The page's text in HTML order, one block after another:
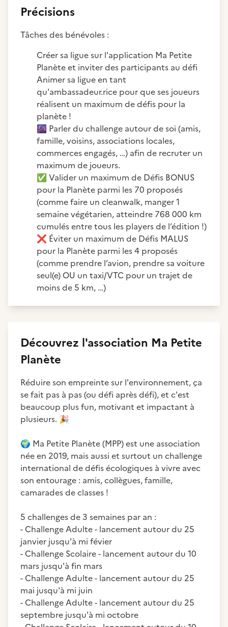
Précisions
Tâches des bénévoles :
Créer sa ligue sur l'application Ma Petite
Planète et inviter des participants au défi
Animer sa ligue en tant
qu'ambassadeur.rice pour que ses joueurs
réalisent un maximum de défis pour la
planète !
🌆 Parler du challenge autour de soi (amis,
famille, voisins, associations locales,
commerces engagés, …) afin de recruter un
maximum de joueurs.
✅ Valider un maximum de Défis BONUS
pour la Planète parmi les 70 proposés
(comme faire un cleanwalk, manger 1
semaine végétarien, atteindre 768 000 km
cumulés entre tous les players de l’édition !)
❌ Éviter un maximum de Défis MALUS
pour la Planète parmi les 4 proposés
(comme prendre l’avion, prendre sa voiture
seul(e) OU un taxi/VTC pour un trajet de
moins de 5 km, …)
Découvrez l'association Ma Petite
Planète
Réduire son empreinte sur l'environnement, ça
se fait pas à pas (ou défi après défi), et c'est
beaucoup plus fun, motivant et impactant à
plusieurs. 🎉
🌍 Ma Petite Planète (MPP) est une association
née en 2019, mais aussi et surtout un challenge
international de défis écologiques à vivre avec
son entourage : amis, collègues, famille,
camarades de classes !
5 challenges de 3 semaines par an :
- Challenge Adulte - lancement autour du 25
janvier jusqu'à mi févier
- Challenge Scolaire - lancement autour du 10
mars jusqu'à fin mars
- Challenge Adulte - lancement autour du 25
mai jusqu'à mi juin
- Challenge Adulte - lancement autour du 25
septembre jusqu'à mi octobre